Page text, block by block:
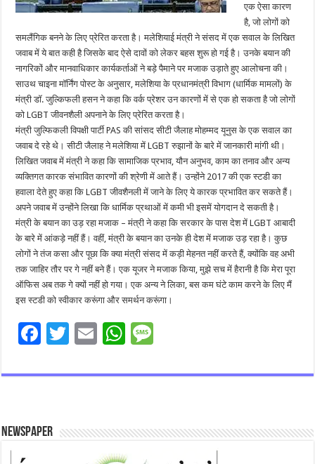
एक ऐसा कारण
है, जो लोगों को
समलैंगिक बनने के लिए प्रेरित करता है। मलेशियाई मंत्री ने संसद में एक सवाल के लिखित
जवाब में ये बात कही है जिसके बाद ऐसे दावों को लेकर बहस शुरू हो गई है। उनके बयान की
नागरिकों और मानवाधिकार कार्यकर्ताओं ने बड़े पैमाने पर मजाक उड़ाते हुए आलोचना की।
साउथ चाइना मॉर्निंग पोस्ट के अनुसार, मलेशिया के प्रधानमंत्री विभाग (धार्मिक मामलों) के
मंत्री डॉ. जुल्किफली हसन ने कहा कि वर्क प्रेशर उन कारणों में से एक हो सकता है जो लोगों
को LGBT जीवनशैली अपनाने के लिए प्रेरित करता है।
मंत्री जुल्फिकली विपक्षी पार्टी PAS की सांसद सीटी जैलाह मोहम्मद यूनुस के एक सवाल का
जवाब दे रहे थे। सीटी जैलाह ने मलेशिया में LGBT रुझानों के बारे में जानकारी मांगी थी।
लिखित जवाब में मंत्री ने कहा कि सामाजिक प्रभाव, यौन अनुभव, काम का तनाव और अन्य
व्यक्तिगत कारक संभावित कारणों की श्रेणी में आते हैं। उन्होंने 2017 की एक स्टडी का
हवाला देते हुए कहा कि LGBT जीवशैनली में जाने के लिए ये कारक प्रभावित कर सकते हैं।
अपने जवाब में उन्होंने लिखा कि धार्मिक प्रथाओं में कमी भी इसमें योगदान दे सकती है।
मंत्री के बयान का उड़ रहा मजाक – मंत्री ने कहा कि सरकार के पास देश में LGBT आबादी
के बारे में आंकड़े नहीं हैं। वहीं, मंत्री के बयान का उनके ही देश में मजाक उड़ रहा है। कुछ
लोगों ने तंज कसा और पूछा कि क्या मंत्री संसद में कड़ी मेहनत नहीं करते हैं, क्योंकि वह अभी
तक जाहिर तौर पर गे नहीं बने हैं। एक यूजर ने मजाक किया, मुझे सच में हैरानी है कि मेरा पूरा
ऑफिस अब तक गे क्यों नहीं हो गया। एक अन्य ने लिका, बस कम घंटे काम करने के लिए मैं
इस स्टडी को स्वीकार करूंगा और समर्थन करूंगा।
F
e
o
T
tt
E
ai
W
at
p
p
sa
e
Newspaper